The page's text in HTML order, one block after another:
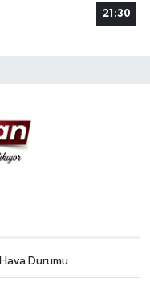
21:30
Hava Durumu